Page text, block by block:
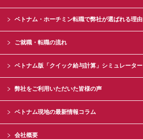
ベトナム・ホーチミン転職で弊社が選ばれる理由
ご就職・転職の流れ
ベトナム版「クイック給与計算」シミュレーター
弊社をご利用いただいた皆様の声
ベトナム現地の最新情報コラム
会社概要